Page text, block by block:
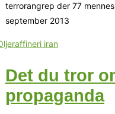
terrorangrep der 77
september 2013
Det du tror
propaganda